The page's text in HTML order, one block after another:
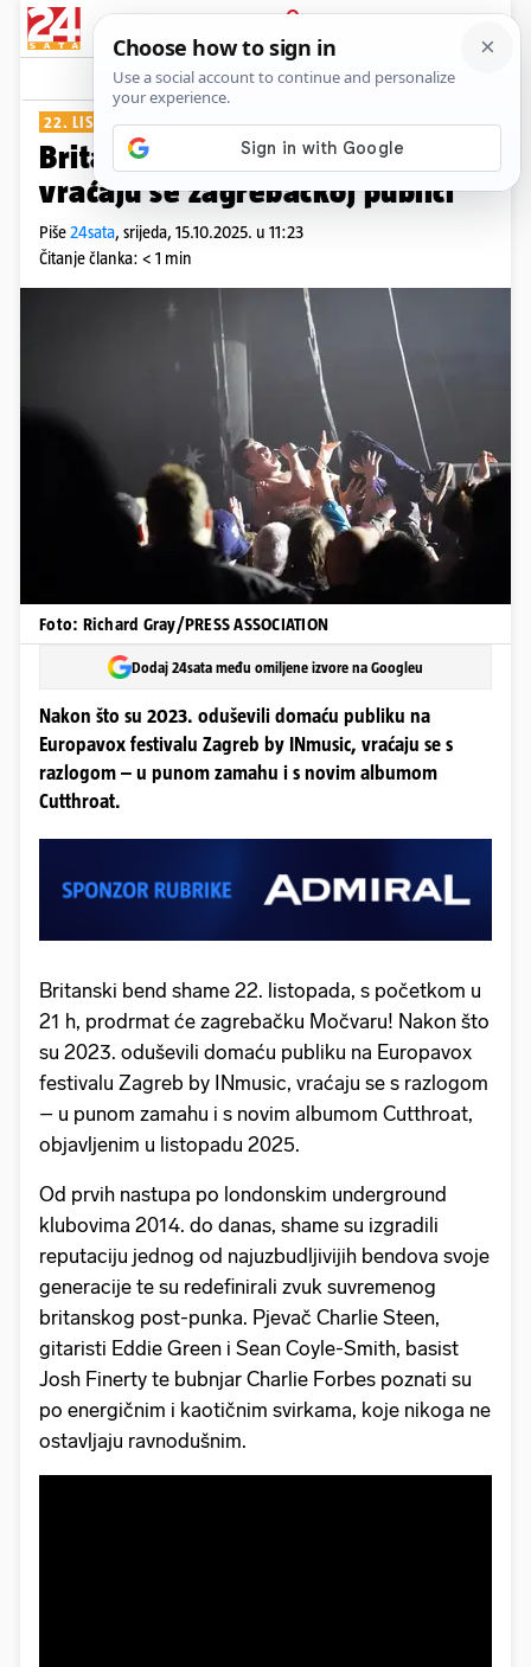
PRIJAVA
Show Komentari
22. LISTOPADA
Britanski post-punkeri shame
vraćaju se zagrebačkoj publici
Piše24sata, srijeda, 15.10.2025. u 11:23
Čitanje članka: < 1 min
Foto: Richard Gray/PRESS ASSOCIATION
Dodaj 24sata među omiljene izvore na Googleu
Nakon što su 2023. oduševili domaću publiku na
Europavox festivalu Zagreb by INmusic, vraćaju se s
razlogom – u punom zamahu i s novim albumom
Cutthroat.
Britanski bend shame 22. listopada, s početkom u
21 h, prodrmat će zagrebačku Močvaru! Nakon što
su 2023. oduševili domaću publiku na Europavox
festivalu Zagreb by INmusic, vraćaju se s razlogom
– u punom zamahu i s novim albumom Cutthroat,
objavljenim u listopadu 2025.
Od prvih nastupa po londonskim underground
klubovima 2014. do danas, shame su izgradili
reputaciju jednog od najuzbudljivijih bendova svoje
generacije te su redefinirali zvuk suvremenog
britanskog post-punka. Pjevač Charlie Steen,
gitaristi Eddie Green i Sean Coyle-Smith, basist
Josh Finerty te bubnjar Charlie Forbes poznati su
po energičnim i kaotičnim svirkama, koje nikoga ne
ostavljaju ravnodušnim.